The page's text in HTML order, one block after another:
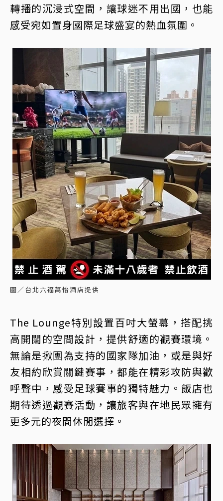
轉播的沉浸式空間，讓球迷不用出國，也能
感受宛如置身國際足球盛宴的熱血氛圍。
圖／台北六福萬怡酒店提供
The Lounge特別設置百吋大螢幕，搭配挑
高開闊的空間設計，提供舒適的觀賽環境。
無論是揪團為支持的國家隊加油，或是與好
友相約欣賞關鍵賽事，都能在精彩攻防與歡
呼聲中，感受足球賽事的獨特魅力。飯店也
期待透過觀賽活動，讓旅客與在地民眾擁有
更多元的夜間休閒選擇。